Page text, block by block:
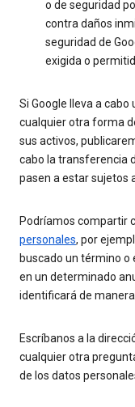
o de seguridad
contra daños
seguridad de
exigida o
Si Google lleva a
cualquier otra forma
sus activos,
cabo la transferencia
pasen a estar sujetos
Podríamos compartir
personales, por
buscado un término o
en un determinado
identificará de manera
Escríbanos a la
cualquier otra
de los datos